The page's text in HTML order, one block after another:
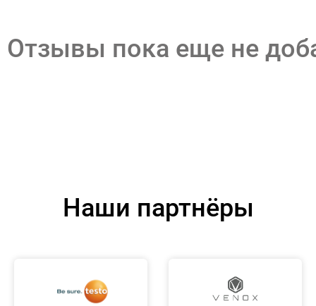
Отзывы пока еще не
Наши партнёры